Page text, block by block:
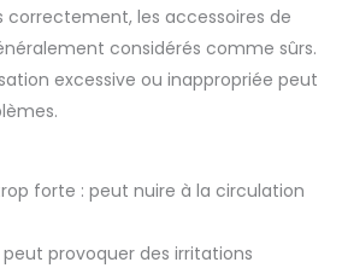
correctement, les accessoires de
considérés comme sûrs.
excessive ou inappropriée peut
forte : peut nuire à la circulation
provoquer des irritations